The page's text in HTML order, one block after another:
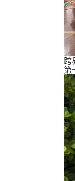
跨
第